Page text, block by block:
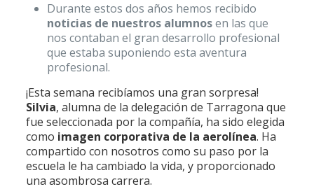
Durante estos dos años hemos recibido
noticias de nuestros alumnosen las que
nos contaban el gran desarrollo profesional
que estaba suponiendo esta aventura
profesional.
¡Esta semana recibíamos una gran sorpresa!
Silvia, alumna de la delegación de Tarragona que
fue seleccionada por la compañía, ha sido elegida
como imagen corporativa de la aerolínea. Ha
compartido con nosotros como su paso por la
escuela le ha cambiado la vida, y proporcionado
una asombrosa carrera.